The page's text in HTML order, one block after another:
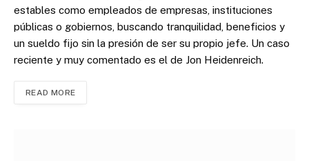
estables como empleados de empresas, instituciones
públicas o gobiernos, buscando tranquilidad, beneficios y
un sueldo fijo sin la presión de ser su propio jefe. Un caso
reciente y muy comentado es el de Jon Heidenreich.
READ MORE